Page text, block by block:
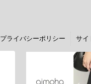
プライバシーポリシー サイ